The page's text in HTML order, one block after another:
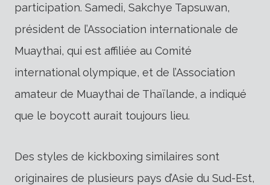
participation. Samedi, Sakchye Tapsuwan,
président de l’Association internationale de
Muaythai, qui est affiliée au Comité
international olympique, et de l’Association
amateur de Muaythai de Thaïlande, a indiqué
que le boycott aurait toujours lieu.
Des styles de kickboxing similaires sont
originaires de plusieurs pays d’Asie du Sud-Est,